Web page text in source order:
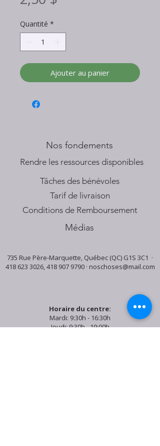
Quantité *
Ajouter au panier
Nos fondements
​Rendre les ressources disponibles
Tâches des bénévoles
Tarif de livraison
Conditions de Remboursement
Médias
735 Rue Père-Marquette, Québec (QC) G1S 3C1 ·
418 623 3026,418 907 9790· noschoses@mail.com
Horaire du centre:
Mardi: 9:30h - 16:30h
Jeudi: 9:30h - 19:00h